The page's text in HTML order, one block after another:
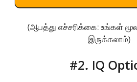
(ஆபத்து எச்சரிக்கை: உங்கள்
இருக்கலாம்)
#2. IQ